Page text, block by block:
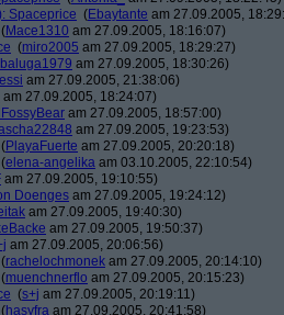
Spaceprice (Ebaytante am 27.09.2005,
(Mace1310 am 27.09.2005, 18:16:07)
(miro2005 am 27.09.2005, 18:29:27)
am 27.09.2005, 18:30:26)
am 27.09.2005, 21:38:06)
am 27.09.2005, 18:24:07)
am 27.09.2005, 18:57:00)
am 27.09.2005, 19:23:53)
(PlayaFuerte am 27.09.2005, 20:20:18)
(elena-angelika am 03.10.2005, 22:10:54)
am 27.09.2005, 19:10:55)
Doenges am 27.09.2005, 19:24:12)
am 27.09.2005, 19:40:30)
am 27.09.2005, 19:50:37)
am 27.09.2005, 20:06:56)
(rachelochmonek am 27.09.2005, 20:14:10)
(muenchnerflo am 27.09.2005, 20:15:23)
(s+j am 27.09.2005, 20:19:11)
(hasyfra am 27.09.2005, 20:41:58)